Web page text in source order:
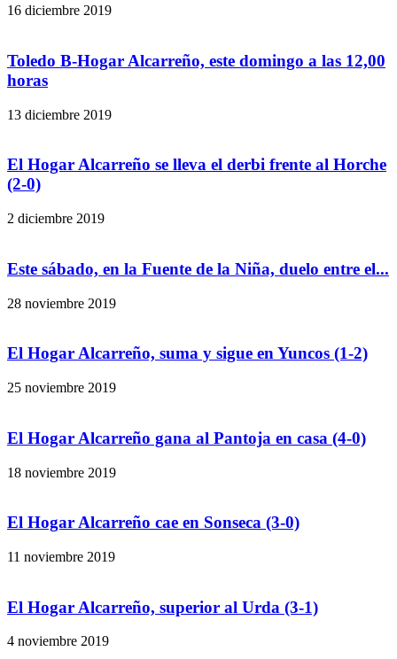
16 diciembre 2019
Toledo B-Hogar Alcarreño, este domingo a las 12,00
horas
13 diciembre 2019
El Hogar Alcarreño se lleva el derbi frente al Horche
(2-0)
2 diciembre 2019
Este sábado, en la Fuente de la Niña, duelo entre el...
28 noviembre 2019
El Hogar Alcarreño, suma y sigue en Yuncos (1-2)
25 noviembre 2019
El Hogar Alcarreño gana al Pantoja en casa (4-0)
18 noviembre 2019
El Hogar Alcarreño cae en Sonseca (3-0)
11 noviembre 2019
El Hogar Alcarreño, superior al Urda (3-1)
4 noviembre 2019